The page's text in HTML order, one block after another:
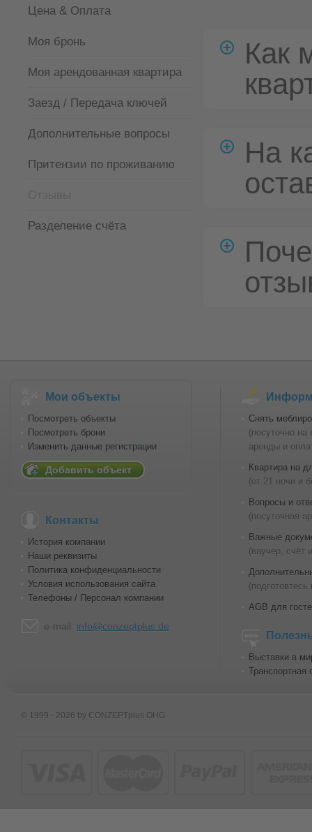
Цена & Оплата
Моя бронь
Моя арендованная квартира
Заезд / Передача ключей
Дополнительные вопросы
Притензии по проживанию
Разделение счёта
Как
На
Мои объекты
Посмотреть объекты
Посмотреть брони
Изменить данные регистрации
Добавить объект
Контакты
История компании
Наши реквизиты
Политика конфиденциальности
Условия использования сайта
Телефоны / Персонал компании
e-mail: info@conzeptplus.de
Снять
(посуточно
аренды и
Квартира на
(от 21 ночи и
Вопросы и
(посуточная
Важные
(ваучер, счёт
(подготовтесь
AGB для
Выставки в
Транспортная
© 1999 - 2026 by CONZEPTplus OHG